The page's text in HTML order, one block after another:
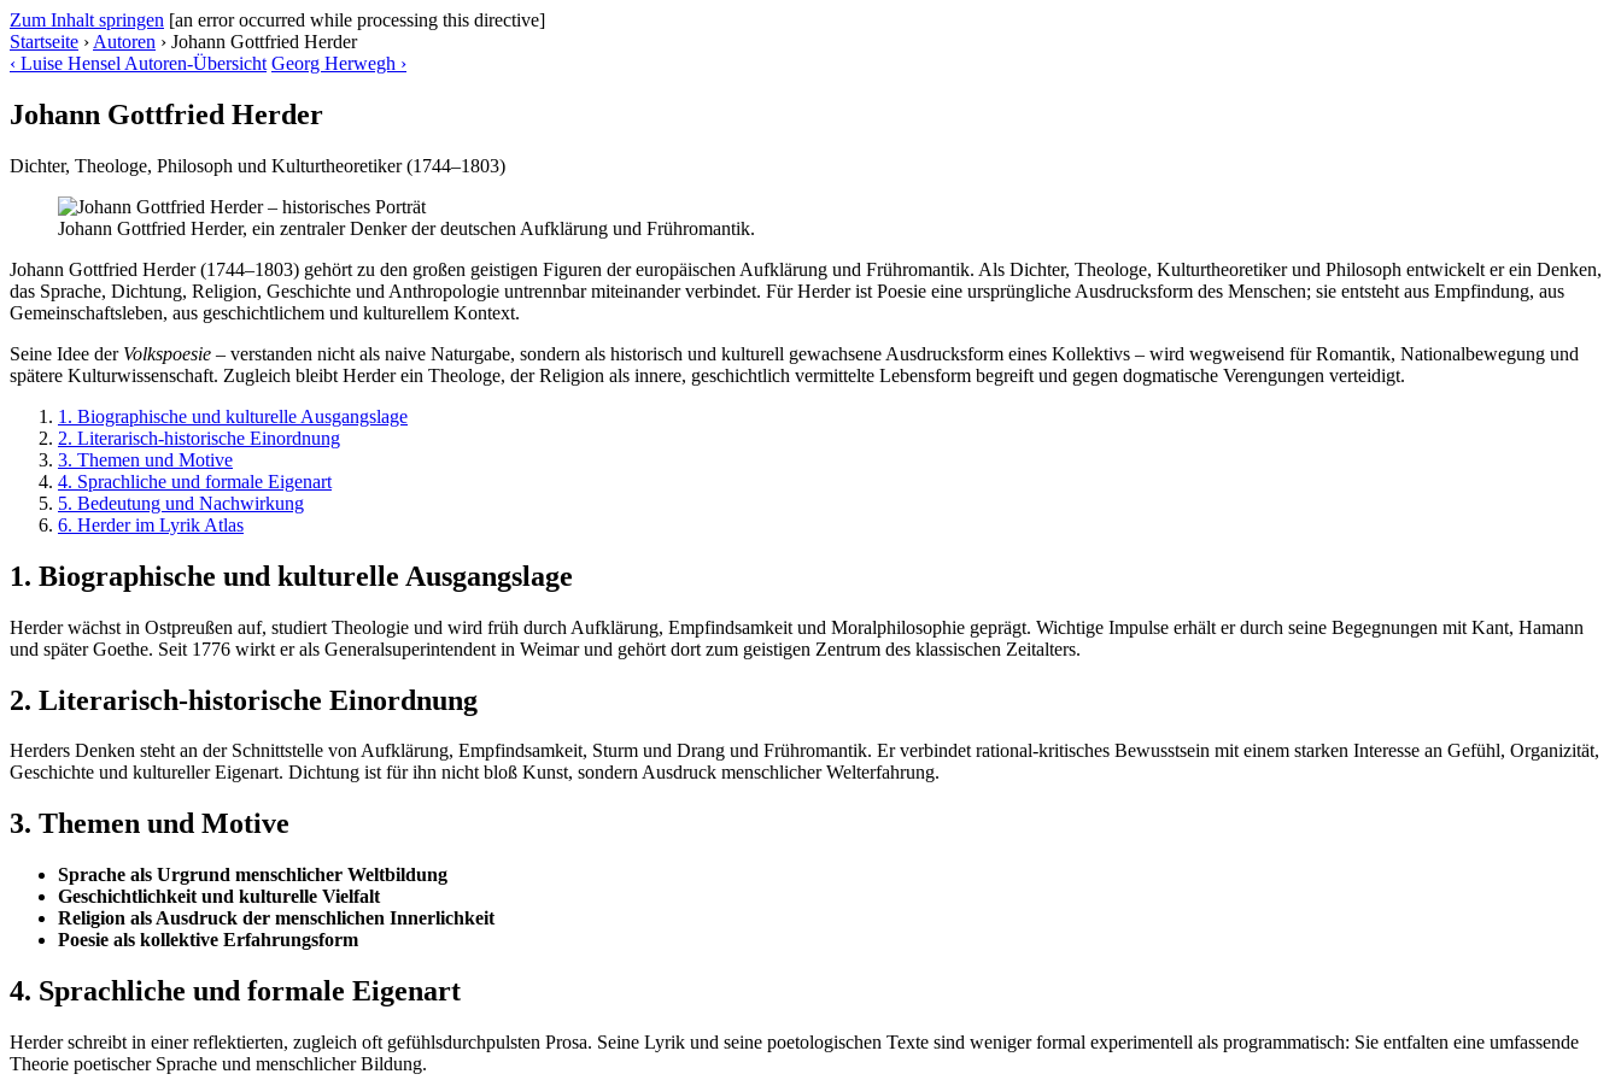
Zum Inhalt springen [an error occurred while processing this directive]
Startseite › Autoren › Johann Gottfried Herder
‹ Luise Hensel Autoren-Übersicht Georg Herwegh ›
Johann Gottfried Herder
Dichter, Theologe, Philosoph und Kulturtheoretiker (1744–1803)
Johann Gottfried Herder, ein zentraler Denker der deutschen Aufklärung und Frühromantik.
Johann Gottfried Herder (1744–1803) gehört zu den großen geistigen Figuren der europäischen Aufklärung und Frühromantik. Als Dichter, Theologe, Kulturtheoretiker und Philosoph entwickelt er ein Denken,
das Sprache, Dichtung, Religion, Geschichte und Anthropologie untrennbar miteinander verbindet. Für Herder ist Poesie eine ursprüngliche Ausdrucksform des Menschen; sie entsteht aus Empfindung, aus
Gemeinschaftsleben, aus geschichtlichem und kulturellem Kontext.
Seine Idee der Volkspoesie – verstanden nicht als naive Naturgabe, sondern als historisch und kulturell gewachsene Ausdrucksform eines Kollektivs – wird wegweisend für Romantik, Nationalbewegung und
spätere Kulturwissenschaft. Zugleich bleibt Herder ein Theologe, der Religion als innere, geschichtlich vermittelte Lebensform begreift und gegen dogmatische Verengungen verteidigt.
1. Biographische und kulturelle Ausgangslage
2. Literarisch-historische Einordnung
3. Themen und Motive
4. Sprachliche und formale Eigenart
5. Bedeutung und Nachwirkung
6. Herder im Lyrik Atlas
1. Biographische und kulturelle Ausgangslage
Herder wächst in Ostpreußen auf, studiert Theologie und wird früh durch Aufklärung, Empfindsamkeit und Moralphilosophie geprägt. Wichtige Impulse erhält er durch seine Begegnungen mit Kant, Hamann
und später Goethe. Seit 1776 wirkt er als Generalsuperintendent in Weimar und gehört dort zum geistigen Zentrum des klassischen Zeitalters.
2. Literarisch-historische Einordnung
Herders Denken steht an der Schnittstelle von Aufklärung, Empfindsamkeit, Sturm und Drang und Frühromantik. Er verbindet rational-kritisches Bewusstsein mit einem starken Interesse an Gefühl, Organizität,
Geschichte und kultureller Eigenart. Dichtung ist für ihn nicht bloß Kunst, sondern Ausdruck menschlicher Welterfahrung.
3. Themen und Motive
Sprache als Urgrund menschlicher Weltbildung
Geschichtlichkeit und kulturelle Vielfalt
Religion als Ausdruck der menschlichen Innerlichkeit
Poesie als kollektive Erfahrungsform
4. Sprachliche und formale Eigenart
Herder schreibt in einer reflektierten, zugleich oft gefühlsdurchpulsten Prosa. Seine Lyrik und seine poetologischen Texte sind weniger formal experimentell als programmatisch: Sie entfalten eine umfassende
Theorie poetischer Sprache und menschlicher Bildung.